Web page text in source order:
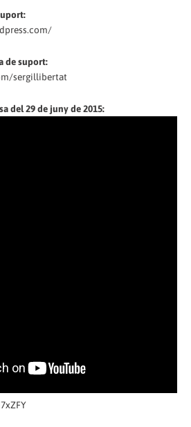
de suport:
sergillibertat
del 29 de juny de 2015: